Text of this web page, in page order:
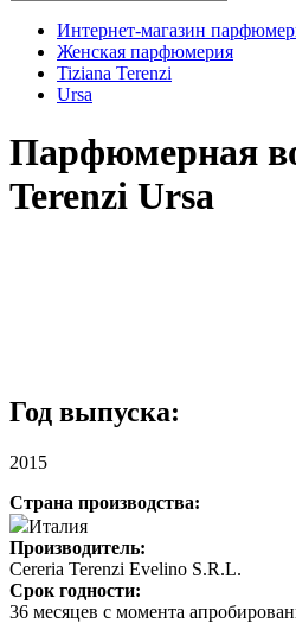
Интернет-магазин
Женская парфюмерия
Tiziana Terenzi
Ursa
Парфюмерная
Terenzi Ursa
Год выпуска:
2015
Страна производства:
Италия
Производитель:
Cereria Terenzi Evelino S.R.L.
Срок годности:
36 месяцев с момента